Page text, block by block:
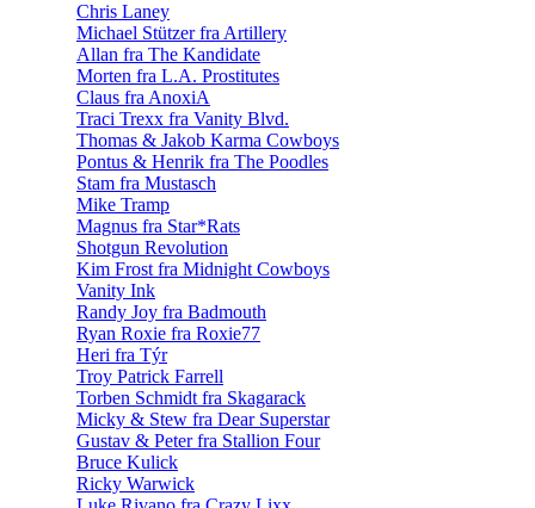
Chris Laney
Michael Stützer fra Artillery
Allan fra The Kandidate
Morten fra L.A. Prostitutes
Claus fra AnoxiA
Traci Trexx fra Vanity Blvd.
Thomas & Jakob Karma Cowboys
Pontus & Henrik fra The Poodles
Stam fra Mustasch
Mike Tramp
Magnus fra Star*Rats
Shotgun Revolution
Kim Frost fra Midnight Cowboys
Vanity Ink
Randy Joy fra Badmouth
Ryan Roxie fra Roxie77
Heri fra Týr
Troy Patrick Farrell
Torben Schmidt fra Skagarack
Micky & Stew fra Dear Superstar
Gustav & Peter fra Stallion Four
Bruce Kulick
Ricky Warwick